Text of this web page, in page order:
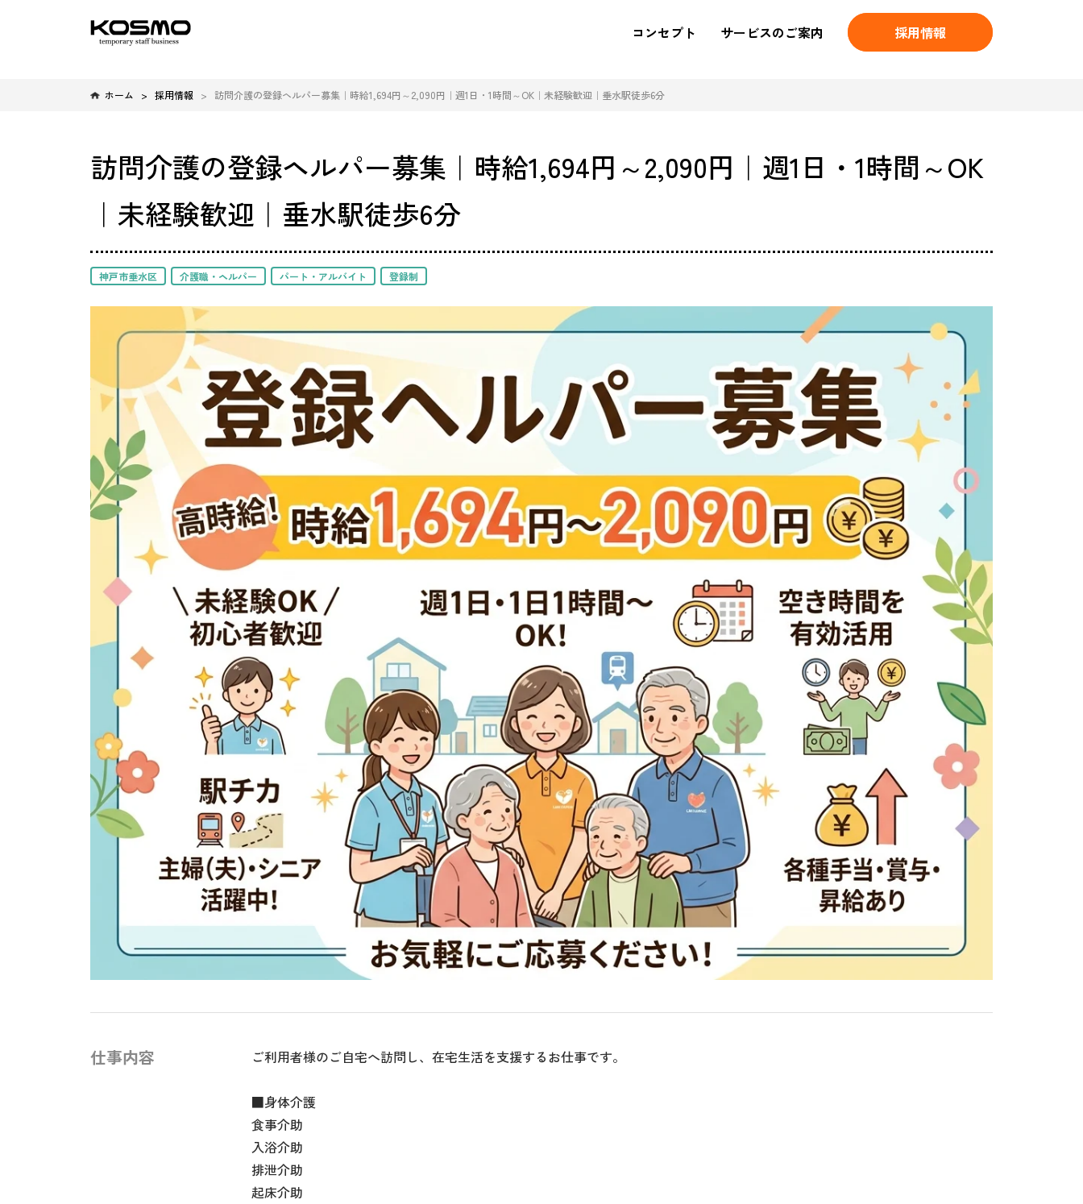
コンセプト サービスのご案内 採用情報
ホーム 採用情報 訪問介護の登録ヘルパー募集｜時給1,694円～2,090円｜週1日・1時間～OK｜未経験歓迎｜垂水駅徒歩6分
訪問介護の登録ヘルパー募集｜時給1,694円～2,090円｜週1日・1時間～OK
｜未経験歓迎｜垂水駅徒歩6分
神戸市垂水区 介護職・ヘルパー パート・アルバイト 登録制
仕事内容 ご利用者様のご自宅へ訪問し、在宅生活を支援するお仕事です。
■身体介護
食事介助
入浴介助
排泄介助
起床介助